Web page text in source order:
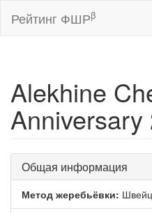
Рейтинг ФШРβ
Alekhine
Общая информация
Метод жеребьёвки: